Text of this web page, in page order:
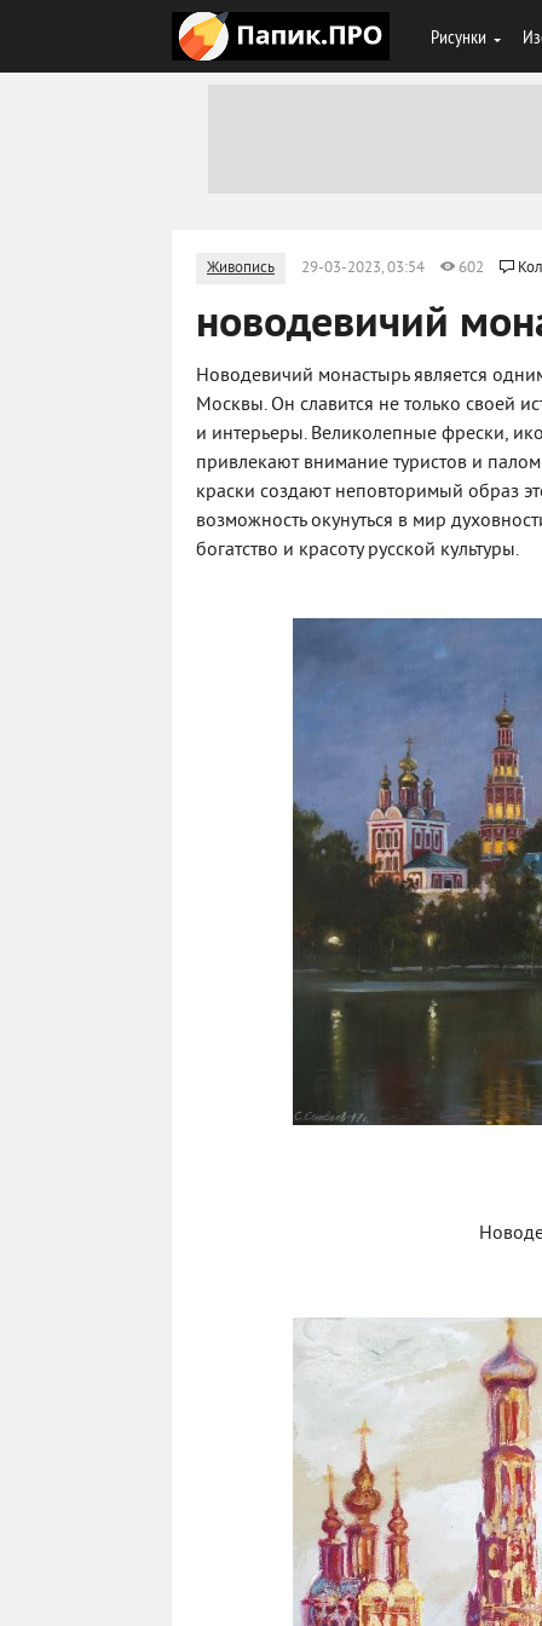
Рисунки
Живопись 29-03-2023, 03:54 602
новодевичий
Новодевичий монастырь является
Москвы. Он славится не только своей
и интерьеры. Великолепные фрески,
привлекают внимание туристов и
краски создают неповторимый образ
возможность окунуться в мир
богатство и красоту русской культуры.